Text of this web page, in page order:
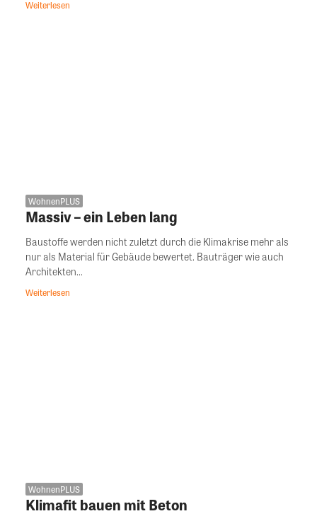
Weiterlesen
WohnenPLUS
Massiv – ein Leben lang
Baustoffe werden nicht zuletzt durch die Klimakrise mehr als
nur als Material für Gebäude bewertet. Bauträger wie auch
Architekten...
Weiterlesen
WohnenPLUS
Klimafit bauen mit Beton